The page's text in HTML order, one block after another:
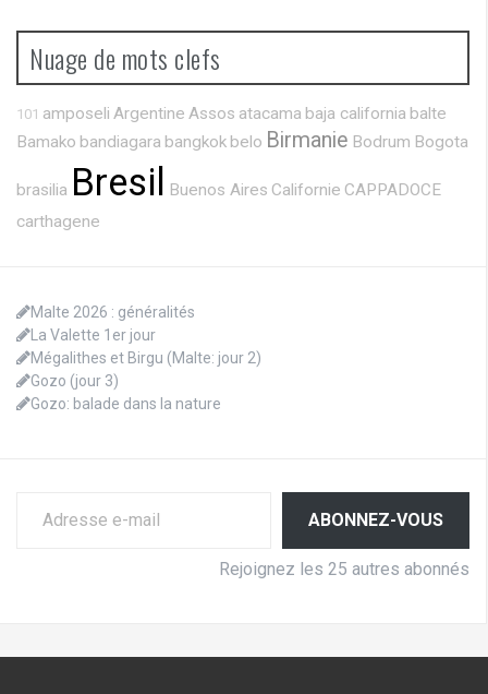
Nuage de mots clefs
101 amposeli Argentine Assos atacama baja california balte
Bamako bandiagara bangkok belo Birmanie Bodrum Bogota
brasilia Bresil Buenos Aires Californie CAPPADOCE
carthagene
Malte 2026 : généralités
La Valette 1er jour
Mégalithes et Birgu (Malte: jour 2)
Gozo (jour 3)
Gozo: balade dans la nature
ABONNEZ-VOUS
Rejoignez les 25 autres abonnés